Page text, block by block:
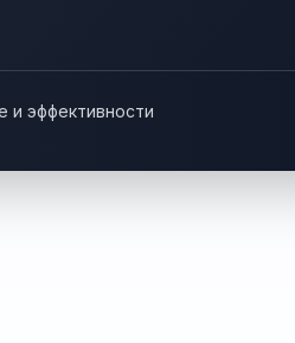
и эффективности